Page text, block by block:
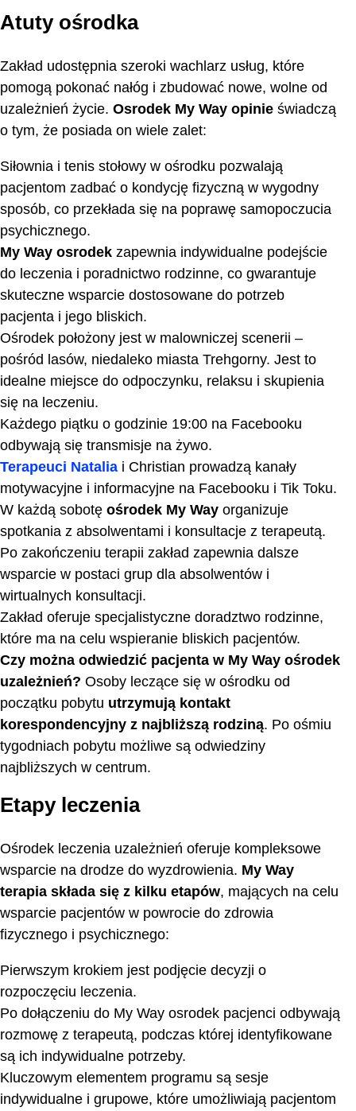
Atuty ośrodka
Zakład udostępnia szeroki wachlarz usług, które
pomogą pokonać nałóg i zbudować nowe, wolne od
uzależnień życie. Osrodek My Way opinie świadczą
o tym, że posiada on wiele zalet:
Siłownia i tenis stołowy w ośrodku pozwalają
pacjentom zadbać o kondycję fizyczną w wygodny
sposób, co przekłada się na poprawę samopoczucia
psychicznego.
My Way osrodek zapewnia indywidualne podejście
do leczenia i poradnictwo rodzinne, co gwarantuje
skuteczne wsparcie dostosowane do potrzeb
pacjenta i jego bliskich.
Ośrodek położony jest w malowniczej scenerii –
pośród lasów, niedaleko miasta Trehgorny. Jest to
idealne miejsce do odpoczynku, relaksu i skupienia
się na leczeniu.
Każdego piątku o godzinie 19:00 na Facebooku
odbywają się transmisje na żywo.
Terapeuci Natalia i Christian prowadzą kanały
motywacyjne i informacyjne na Facebooku i Tik Toku.
W każdą sobotę ośrodek My Way organizuje
spotkania z absolwentami i konsultacje z terapeutą.
Po zakończeniu terapii zakład zapewnia dalsze
wsparcie w postaci grup dla absolwentów i
wirtualnych konsultacji.
Zakład oferuje specjalistyczne doradztwo rodzinne,
które ma na celu wspieranie bliskich pacjentów.
Czy można odwiedzić pacjenta w My Way ośrodek
uzależnień? Osoby leczące się w ośrodku od
początku pobytu utrzymują kontakt
korespondencyjny z najbliższą rodziną. Po ośmiu
tygodniach pobytu możliwe są odwiedziny
najbliższych w centrum.
Etapy leczenia
Ośrodek leczenia uzależnień oferuje kompleksowe
wsparcie na drodze do wyzdrowienia. My Way
terapia składa się z kilku etapów, mających na celu
wsparcie pacjentów w powrocie do zdrowia
fizycznego i psychicznego:
Pierwszym krokiem jest podjęcie decyzji o
rozpoczęciu leczenia.
Po dołączeniu do My Way osrodek pacjenci odbywają
rozmowę z terapeutą, podczas której identyfikowane
są ich indywidualne potrzeby.
Kluczowym elementem programu są sesje
indywidualne i grupowe, które umożliwiają pacjentom